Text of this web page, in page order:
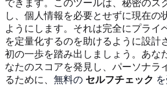
できます。このツールは、秘密のス
し、個人情報を必要とせずに現在の
ようにします。それは完全にプライ
を定量化するのを助けるように設計
初の一歩を踏み出しましょう。あな
なたのスコアを発見し、パーソナラ
るために、 無料の セルフチェック